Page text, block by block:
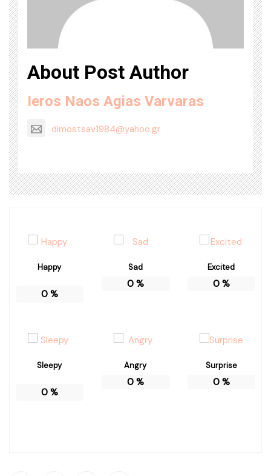
About Post Author
Ieros Naos Agias Varvaras
dimostsav1984@yahoo.gr
Happy
0%
Sad
0%
Excited
0%
Sleepy
0%
Angry
0%
Surprise
0%